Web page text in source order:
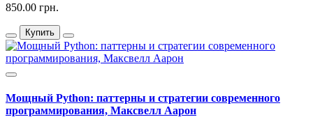
850.00 грн.
Купить
Мощный Python: паттерны и стратегии современного
программирования, Максвелл Аарон